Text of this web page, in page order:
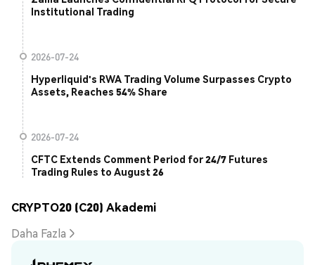
Institutional Trading
2026-07-24
Hyperliquid's RWA Trading Volume Surpasses Crypto
Assets, Reaches 54% Share
2026-07-24
CFTC Extends Comment Period for 24/7 Futures
Trading Rules to August 26
CRYPTO20 (C20) Akademi
Daha Fazla